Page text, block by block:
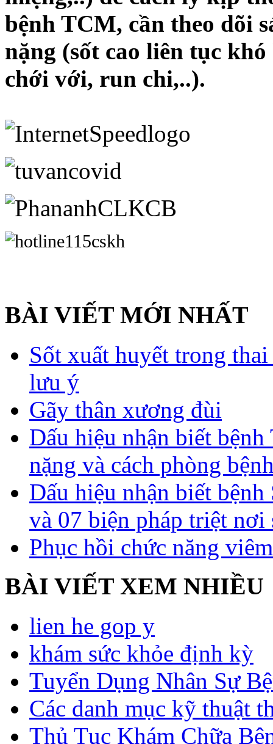
bệnh TCM, cần theo dõi
nặng (sốt cao liên tục
chới với, run chi,..).
BÀI VIẾT MỚI NHẤT
Sốt xuất huyết trong
lưu ý
Gãy thân xương đùi
Dấu hiệu nhận biết
nặng và cách phòng
Dấu hiệu nhận biết
và 07 biện pháp triệt nơi
Phục hồi chức năng
BÀI VIẾT XEM NHIỀU
lien he gop y
khám sức khỏe định kỳ
Tuyển Dụng Nhân Sự
Các danh mục kỹ thuật
Thủ Tục Khám Chữa